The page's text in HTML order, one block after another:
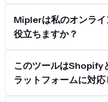
Miplerは私のオンラ
役立ちますか？
このツールは
ラットフォームに対応